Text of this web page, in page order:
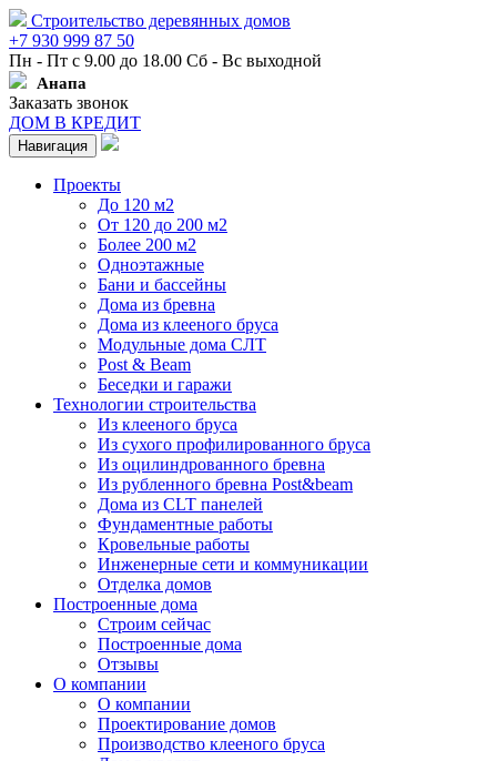
Строительство деревянных домов
+7 930 999 87 50
Пн - Пт с 9.00 до 18.00 Сб - Вс выходной
Анапа
Заказать звонок
ДОМ В КРЕДИТ
Навигация
Проекты
До 120 м2
От 120 до 200 м2
Более 200 м2
Одноэтажные
Бани и бассейны
Дома из бревна
Дома из клееного бруса
Модульные дома СЛТ
Post & Beam
Беседки и гаражи
Технологии строительства
Из клееного бруса
Из сухого профилированного бруса
Из оцилиндрованного бревна
Из рубленного бревна Post&beam
Дома из CLT панелей
Фундаментные работы
Кровельные работы
Инженерные сети и коммуникации
Отделка домов
Построенные дома
Строим сейчас
Построенные дома
Отзывы
О компании
О компании
Проектирование домов
Производство клееного бруса